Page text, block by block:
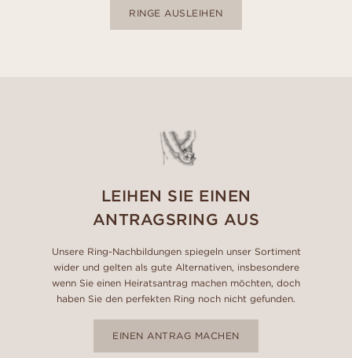
RINGE AUSLEIHEN
LEIHEN SIE EINEN
ANTRAGSRING AUS
Unsere Ring-Nachbildungen spiegeln unser Sortiment
wider und gelten als gute Alternativen, insbesondere
wenn Sie einen Heiratsantrag machen möchten, doch
haben Sie den perfekten Ring noch nicht gefunden.
EINEN ANTRAG MACHEN